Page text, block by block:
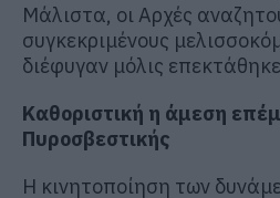
Μάλιστα, οι Αρχές
συγκεκριμένους
διέφυγαν μόλις
Καθοριστική η άμεση
Πυροσβεστικής
Η κινητοποίηση των